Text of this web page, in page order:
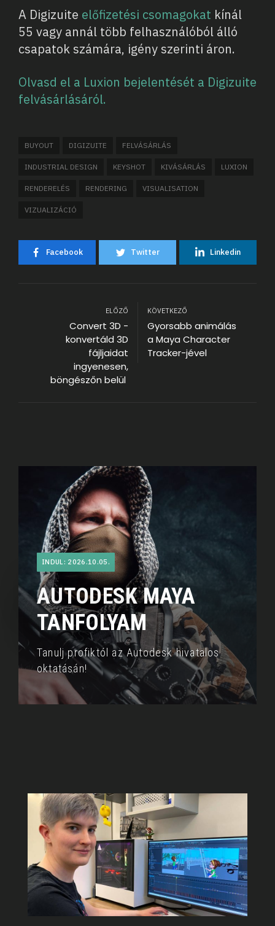
A Digizuite előfizetési csomagokat kínál
55 vagy annál több felhasználóból álló
csapatok számára, igény szerinti áron.
Olvasd el a Luxion bejelentését a Digizuite
felvásárlásáról.
BUYOUT DIGIZUITE FELVÁSÁRLÁS
INDUSTRIAL DESIGN KEYSHOT KIVÁSÁRLÁS LUXION
RENDERELÉS RENDERING VISUALISATION
VIZUALIZÁCIÓ
Facebook Twitter Linkedin
ELŐZŐ
Convert 3D -
konvertáld 3D
fájljaidat
ingyenesen,
böngészőn belül
KÖVETKEZŐ
Gyorsabb animálás
a Maya Character
Tracker-jével
INDUL: 2026.10.05.
AUTODESK MAYA
TANFOLYAM
Tanulj profiktól az Autodesk hivatalos
oktatásán!